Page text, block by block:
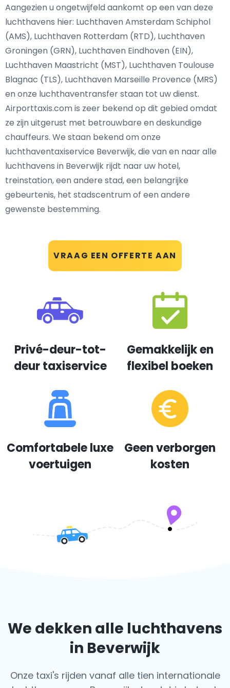
VRAAG EEN OFFERTE AAN
Aangezien u ongetwijfeld aankomt op een van deze
luchthavens hier: Luchthaven Amsterdam Schiphol
(AMS), Luchthaven Rotterdam (RTD), Luchthaven
Groningen (GRN), Luchthaven Eindhoven (EIN),
Luchthaven Maastricht (MST), Luchthaven Toulouse
Blagnac (TLS), Luchthaven Marseille Provence (MRS)
en onze luchthaventransfer staan tot uw dienst.
Airporttaxis.com is zeer bekend op dit gebied omdat
ze zijn uitgerust met betrouwbare en deskundige
chauffeurs. We staan bekend om onze
luchthaventaxiservice Beverwijk, die van en naar alle
luchthavens in Beverwijk rijdt naar uw hotel,
treinstation, een andere stad, een belangrijke
gebeurtenis, het stadscentrum of een andere
gewenste bestemming.
Privé-deur-tot-
deur taxiservice
Gemakkelijk en
flexibel boeken
Comfortabele luxe
voertuigen
Geen verborgen
kosten
We dekken alle luchthavens
in Beverwijk
Onze taxi's rijden vanaf alle tien internationale